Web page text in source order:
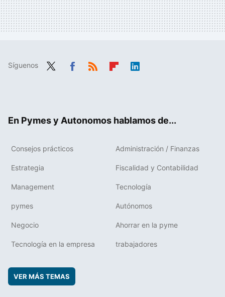
Síguenos
En Pymes y Autonomos hablamos de...
Consejos prácticos Administración / Finanzas
Estrategia Fiscalidad y Contabilidad
Management Tecnología
pymes Autónomos
Negocio Ahorrar en la pyme
Tecnología en la empresa trabajadores
VER MÁS TEMAS